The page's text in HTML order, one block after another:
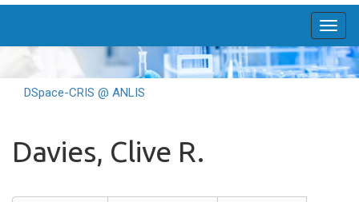
DSpace-CRIS @ ANLIS
Davies, Clive R.